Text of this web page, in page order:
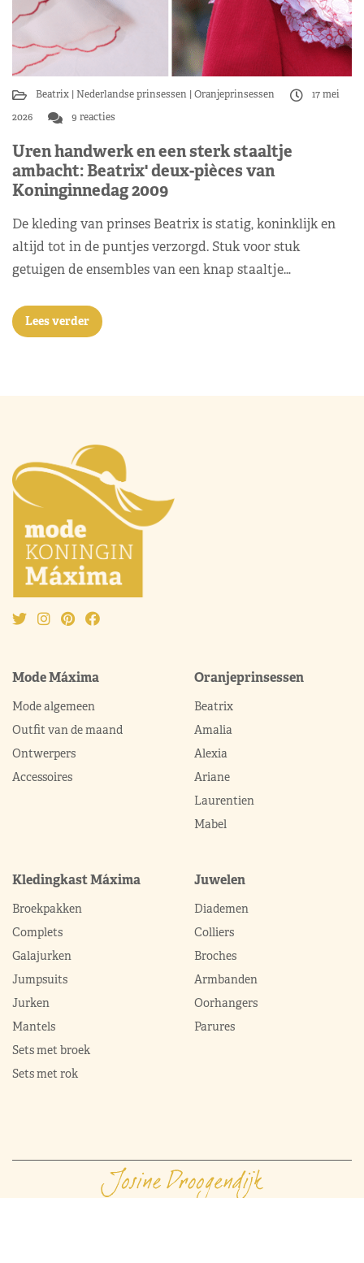
Beatrix Nederlandse prinsessen Oranjeprinsessen
17 mei
2026
9 reacties
Uren handwerk en een sterk staaltje
ambacht: Beatrix' deux-pièces van
Koninginnedag 2009
De kleding van prinses Beatrix is statig, koninklijk en
altijd tot in de puntjes verzorgd. Stuk voor stuk
getuigen de ensembles van een knap staaltje…
Lees verder
Mode Máxima
Mode algemeen
Outfit van de maand
Ontwerpers
Accessoires
Oranjeprinsessen
Beatrix
Amalia
Alexia
Ariane
Laurentien
Mabel
Kledingkast Máxima
Broekpakken
Complets
Galajurken
Jumpsuits
Jurken
Mantels
Sets met broek
Sets met rok
Juwelen
Diademen
Colliers
Broches
Armbanden
Oorhangers
Parures